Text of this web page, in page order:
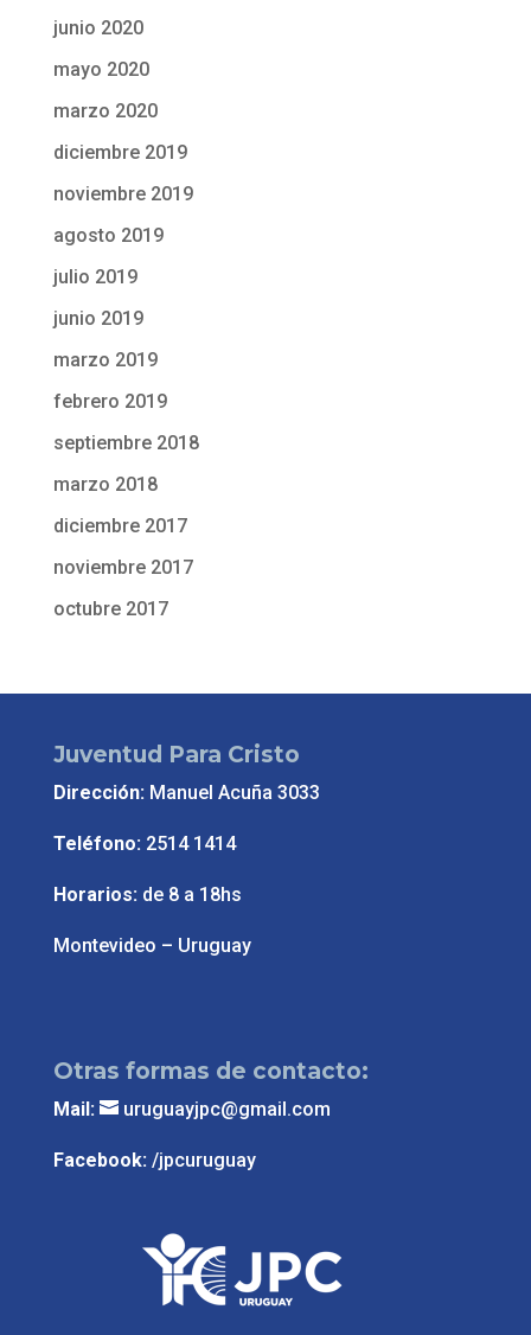
junio 2020
mayo 2020
marzo 2020
diciembre 2019
noviembre 2019
agosto 2019
julio 2019
junio 2019
marzo 2019
febrero 2019
septiembre 2018
marzo 2018
diciembre 2017
noviembre 2017
octubre 2017
Juventud Para Cristo
Dirección: Manuel Acuña 3033
Teléfono:2514 1414
Horarios:de 8 a 18hs
Montevideo – Uruguay
Otras formas de contacto:
Mail: uruguayjpc@gmail.com
Facebook: /jpcuruguay